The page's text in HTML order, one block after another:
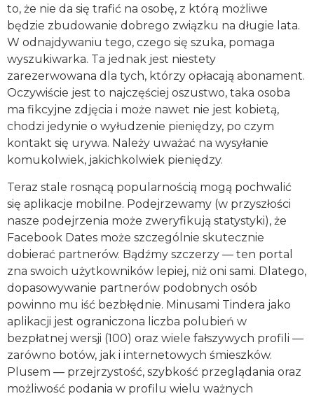
to, że nie da się trafić na osobę, z którą możliwe
będzie zbudowanie dobrego związku na długie lata.
W odnajdywaniu tego, czego się szuka, pomaga
wyszukiwarka. Ta jednak jest niestety
zarezerwowana dla tych, którzy opłacają abonament.
Oczywiście jest to najczęściej oszustwo, taka osoba
ma fikcyjne zdjęcia i może nawet nie jest kobietą,
chodzi jedynie o wyłudzenie pieniędzy, po czym
kontakt się urywa. Należy uważać na wysyłanie
komukolwiek, jakichkolwiek pieniędzy.
Teraz stale rosnącą popularnością mogą pochwalić
się aplikacje mobilne. Podejrzewamy (w przyszłości
nasze podejrzenia może zweryfikują statystyki), że
Facebook Dates może szczególnie skutecznie
dobierać partnerów. Bądźmy szczerzy — ten portal
zna swoich użytkowników lepiej, niż oni sami. Dlatego,
dopasowywanie partnerów podobnych osób
powinno mu iść bezbłędnie. Minusami Tindera jako
aplikacji jest ograniczona liczba polubień w
bezpłatnej wersji (100) oraz wiele fałszywych profili —
zarówno botów, jak i internetowych śmieszków.
Plusem — przejrzystość, szybkość przeglądania oraz
możliwość podania w profilu wielu ważnych